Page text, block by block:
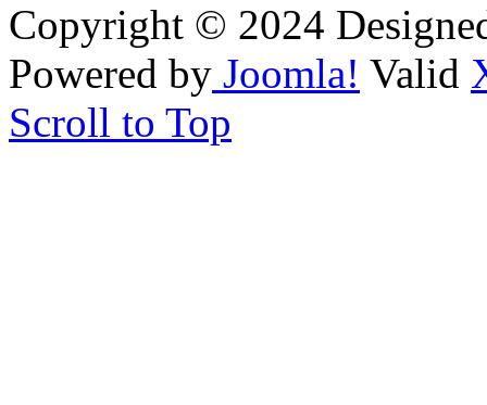
Copyright © 2024
Powered by Joomla! Valid
Scroll to Top